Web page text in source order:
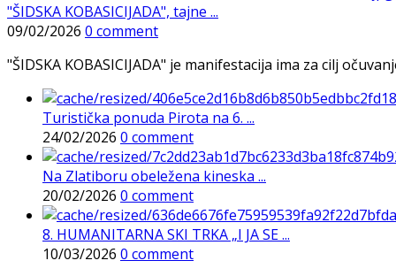
"ŠIDSKA KOBASICIJADA", tajne ...
09/02/2026 0 comment
"ŠIDSKA KOBASICIJADA" je manifestacija ima za cilj
Turistička ponuda Pirota na 6. ...
24/02/2026 0 comment
Na Zlatiboru obeležena kineska ...
20/02/2026 0 comment
8. HUMANITARNA SKI TRKA „I JA SE ...
10/03/2026 0 comment